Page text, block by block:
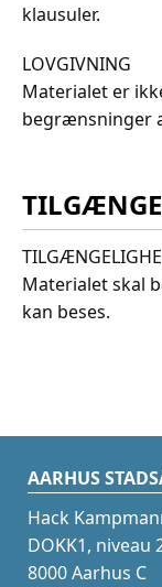
klausuler.
LOVGIVNING
Materialet er
begrænsninger
Materialet skal
kan beses.
AARHUS
Hack
DOKK1, niveau
8000 Aarhus C